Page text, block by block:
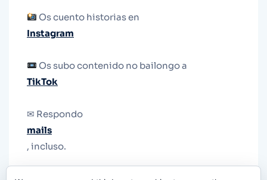
Os cuento historias en
Instagram
Os subo contenido no bailongo a
TikTok
✉ Respondo
mails
, incluso.